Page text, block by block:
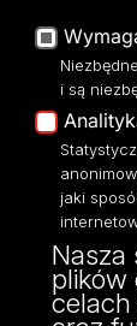
Moodle
Eksperci UŁ
Polityka
Dostępność
ul.
NIP: 724
Adres do
i są
jaki
Nasza
plików